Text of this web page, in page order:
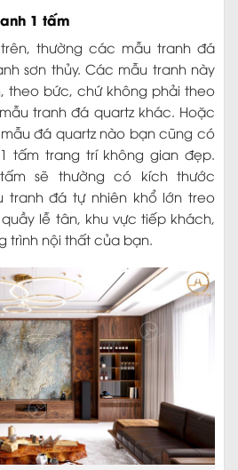
1 tấm
thường các mẫu tranh đá
sơn thủy. Các mẫu tranh này
theo bức, chứ không phải theo
tranh đá quartz khác. Hoặc
đá quartz nào bạn cũng có
tấm trang trí không gian đẹp.
sẽ thường có kích thước
tranh đá tự nhiên khổ lớn treo
lễ tân, khu vực tiếp khách,
trình nội thất của bạn.